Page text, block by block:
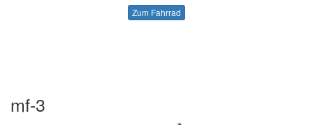
Zum Fahrrad
mf-3